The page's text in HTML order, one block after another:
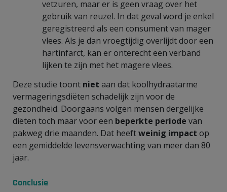
vetzuren, maar er is geen vraag over het
gebruik van reuzel. In dat geval word je enkel
geregistreerd als een consument van mager
vlees. Als je dan vroegtijdig overlijdt door een
hartinfarct, kan er onterecht een verband
lijken te zijn met het magere vlees.
Deze studie toont niet aan dat koolhydraatarme
vermageringsdiëten schadelijk zijn voor de
gezondheid. Doorgaans volgen mensen dergelijke
diëten toch maar voor een beperkte periode van
pakweg drie maanden. Dat heeftweinig impact op
een gemiddelde levensverwachting van meer dan 80
jaar.
Conclusie